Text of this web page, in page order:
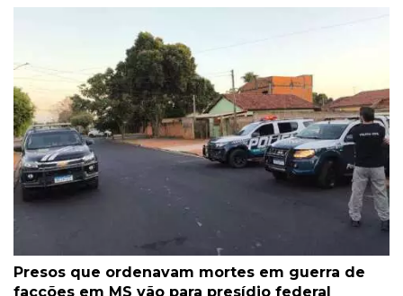
Presos que ordenavam mortes em guerra de
facções em MS vão para presídio federal